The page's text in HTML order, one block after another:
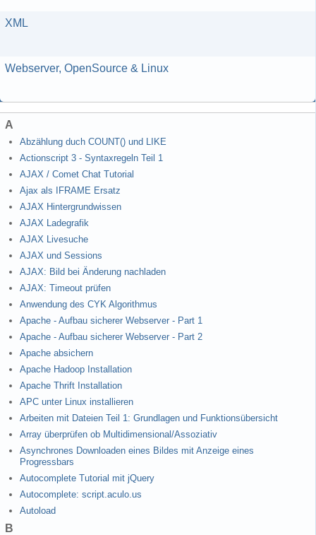
XML
Webserver, OpenSource & Linux
A
Abzählung duch COUNT() und LIKE
Actionscript 3 - Syntaxregeln Teil 1
AJAX / Comet Chat Tutorial
Ajax als IFRAME Ersatz
AJAX Hintergrundwissen
AJAX Ladegrafik
AJAX Livesuche
AJAX und Sessions
AJAX: Bild bei Änderung nachladen
AJAX: Timeout prüfen
Anwendung des CYK Algorithmus
Apache - Aufbau sicherer Webserver - Part 1
Apache - Aufbau sicherer Webserver - Part 2
Apache absichern
Apache Hadoop Installation
Apache Thrift Installation
APC unter Linux installieren
Arbeiten mit Dateien Teil 1: Grundlagen und Funktionsübersicht
Array überprüfen ob Multidimensional/Assoziativ
Asynchrones Downloaden eines Bildes mit Anzeige eines
Progressbars
Autocomplete Tutorial mit jQuery
Autocomplete: script.aculo.us
Autoload
B